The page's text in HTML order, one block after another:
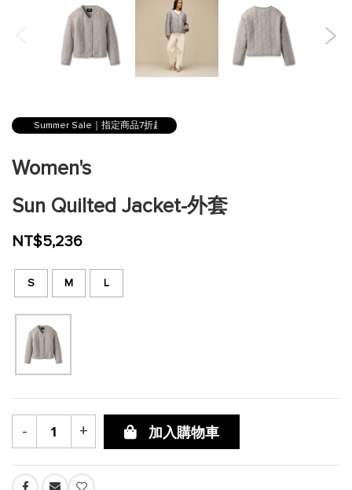
Summer Sale｜指定商品7折起
到
庫
開
Women's
Sun Quilted Jacket-外套
NT$5,236
S M L
- + 加入購物車